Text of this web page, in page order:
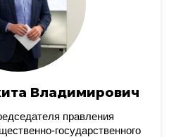
Владимирович
правления
государственного